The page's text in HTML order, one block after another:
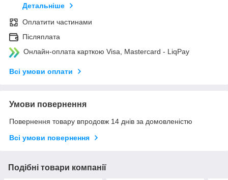
Детальніше
Оплатити частинами
Післяплата
Онлайн-оплата карткою Visa, Mastercard - LiqPay
Всі умови оплати
Умови повернення
Повернення товару впродовж 14 днів за домовленістю
Всі умови повернення
Подібні товари компанії